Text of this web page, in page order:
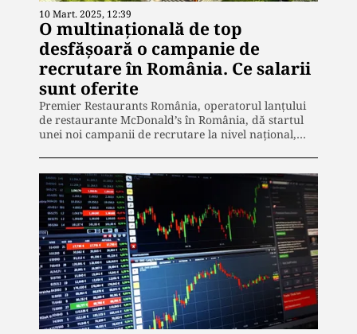
10 Mart. 2025, 12:39
O multinaţională de top
desfăşoară o campanie de
recrutare în România. Ce salarii
sunt oferite
Premier Restaurants România, operatorul lanțului
de restaurante McDonald’s în România, dă startul
unei noi campanii de recrutare la nivel național,…